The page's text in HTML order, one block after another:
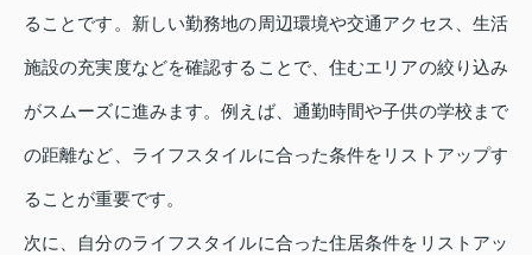
ることです。新しい勤務地の周辺環境や交通アクセス、生活
施設の充実度などを確認することで、住むエリアの絞り込み
がスムーズに進みます。例えば、通勤時間や子供の学校まで
の距離など、ライフスタイルに合った条件をリストアップす
ることが重要です。
次に、自分のライフスタイルに合った住居条件をリストアッ